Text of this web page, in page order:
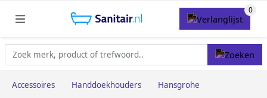
Accessoires Handdoekhouders Hansgrohe